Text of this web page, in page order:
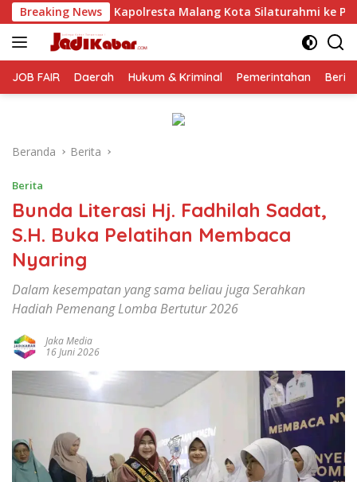
Langsung
ke
konten
Breaking News
Kota Silaturahmi ke PCNU, Perkuat Sinergi Ulama dan
JOB FAIR Daerah Hukum & Kriminal Pemerintahan
Beranda Berita
Berita
Bunda Literasi Hj. Fadhilah Sadat,
S.H. Buka Pelatihan Membaca
Nyaring
Dalam kesempatan yang sama beliau juga Serahkan
Hadiah Pemenang Lomba Bertutur 2026
Jaka Media
16 Juni 2026